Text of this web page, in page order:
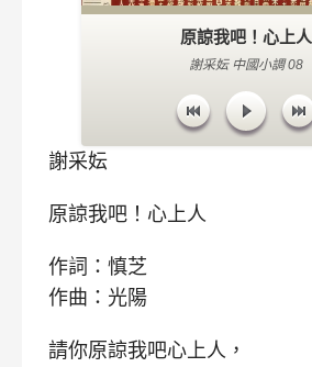
原諒我吧！心上人
謝采妘 中國小調 08
謝采妘
原諒我吧！心上人
作詞：慎芝
作曲：光陽
請你原諒我吧心上人，